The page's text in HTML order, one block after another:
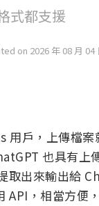
式都支援
on 2026 年 08 月 04
用戶，上傳檔
也具有
取出來輸出給
API，相當方便